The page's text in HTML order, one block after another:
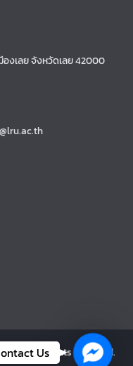
องเลย จังหวัดเลย 42000
| LRU. All rights reserved.
Us